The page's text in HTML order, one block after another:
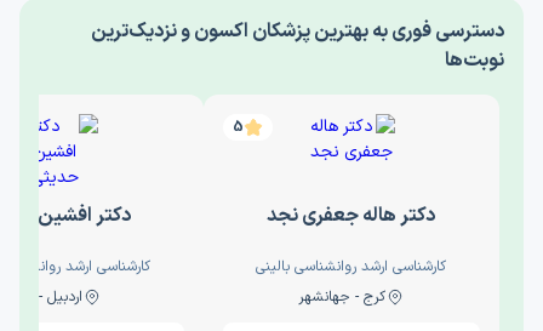
‎دسترسی فوری به بهترین پزشکان اکسون و نزدیک‌ترین
نوبت‌ها
5
دکتر هاله جعفری نجد
کارشناسی ارشد روانشناسی بالینی
کرج - جهانشهر
دکتر افشین
کارشناسی ارشد
اردبیل - والی